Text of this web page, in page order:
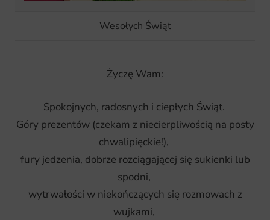
t
Wesołych Świąt
Życzę Wam:
Spokojnych, radosnych i ciepłych Świąt.
Góry prezentów (czekam z niecierpliwością na posty
chwalipięckie!),
fury jedzenia, dobrze rozciągającej się sukienki lub
spodni,
wytrwałości w niekończących się rozmowach z
wujkami,